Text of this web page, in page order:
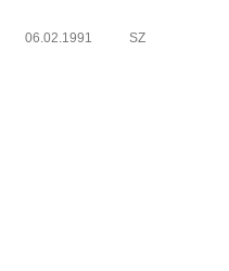
06.02.1991 SZ